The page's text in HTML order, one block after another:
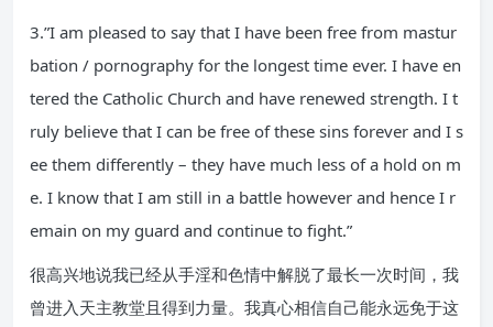
3.”I am pleased to say that I have been free from mastur
bation / pornography for the longest time ever. I have en
tered the Catholic Church and have renewed strength. I t
ruly believe that I can be free of these sins forever and I s
ee them differently – they have much less of a hold on m
e. I know that I am still in a battle however and hence I r
emain on my guard and continue to fight.”
很高兴地说我已经从手淫和色情中解脱了最长一次时间，我
曾进入天主教堂且得到力量。我真心相信自己能永远免于这